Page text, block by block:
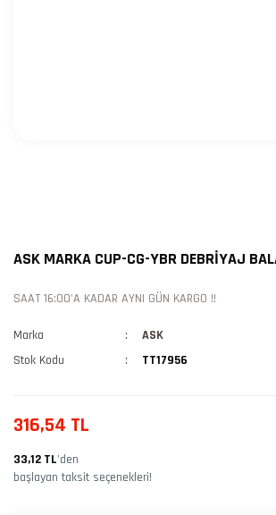
ASK MARKA CUP-CG-YBR DEBRİYAJ
SAAT 16:00'A KADAR AYNI GÜN KARGO !!
Marka
ASK
Stok Kodu
TT17956
316,54 TL
33,12 TL’den
başlayan taksit seçenekleri!